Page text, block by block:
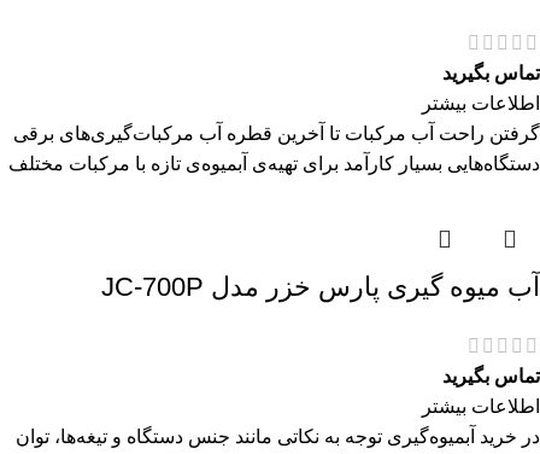
تماس بگیرید
اطلاعات بیشتر
گرفتن راحت آب مرکبات تا آخرین قطره آب مرکبات‌گیری‌های برقی
دستگاه‌هایی بسیار کارآمد برای تهیه‌ی آبمیوه‌ی تازه با مرکبات مختلف
آب میوه گیری پارس خزر مدل JC-700P
تماس بگیرید
اطلاعات بیشتر
در خرید آبمیوه‌گیری توجه به نکاتی مانند جنس دستگاه و تیغه‌ها، توان